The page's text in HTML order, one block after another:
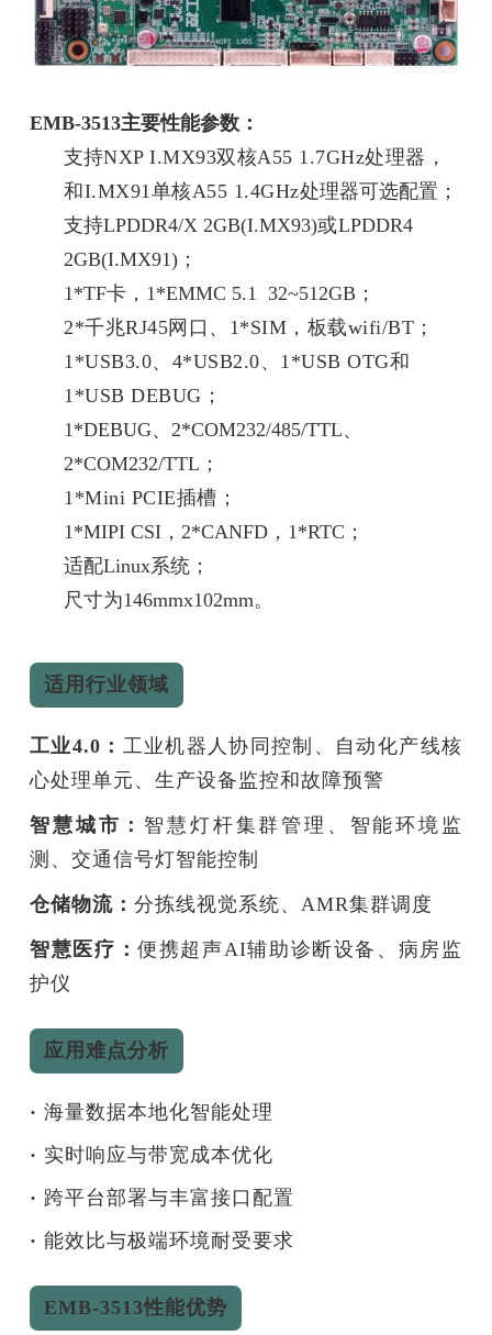
EMB-3513主要性能参数：
支持NXP I.MX93双核A55 1.7GHz处理器，
和I.MX91单核A55 1.4GHz处理器可选配置；
支持LPDDR4/X 2GB(I.MX93)或LPDDR4
2GB(I.MX91)；
1*TF卡，1*EMMC 5.1 32~512GB；
2*千兆RJ45网口、 1*SIM， 板载wifi/BT；
1*USB3.0、4*USB2.0、1*USB OTG和
1*USB DEBUG；
1*DEBUG、2*COM232/485/TTL、
2*COM232/TTL；
1*Mini PCIE插槽；
1*MIPI CSI，2*CANFD，1*RTC；
适配Linux系统；
尺寸为146mmx102mm。
适用行业领域
工业4.0 ： 工业机器人协同控制、自动化产线核
心处理单元、生产设备监控和故障预警
智慧城市： 智慧灯杆集群管理、智能环境监
测、交通信号灯智能控制
仓储物流：分拣线视觉系统、AMR集群调度
智慧医疗：便携超声AI辅助诊断设备、病房监
护仪
应用难点分析
·海量数据本地化智能处理
· 实时响应与带宽成本优化
· 跨平台部署与丰富接口配置
·能效比与极端环境耐受要求
EMB-3513性能优势